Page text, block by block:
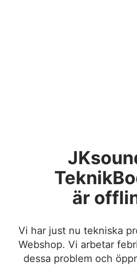
är
Vi har just nu tekniska
Webshop. Vi arbetar
dessa problem och